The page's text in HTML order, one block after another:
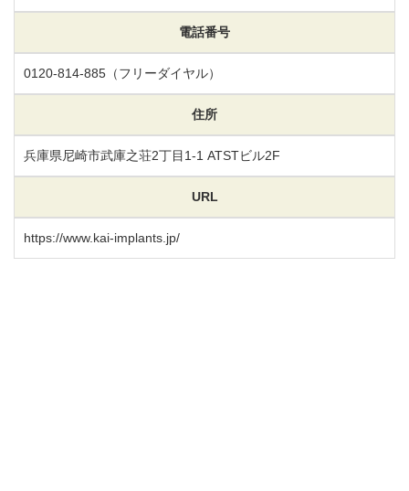
電話番号
0120-814-885 （フリーダイヤル）
住所
兵庫県尼崎市武庫之荘2丁目1-1 ATSTビル2F
URL
https://www.kai-implants.jp/